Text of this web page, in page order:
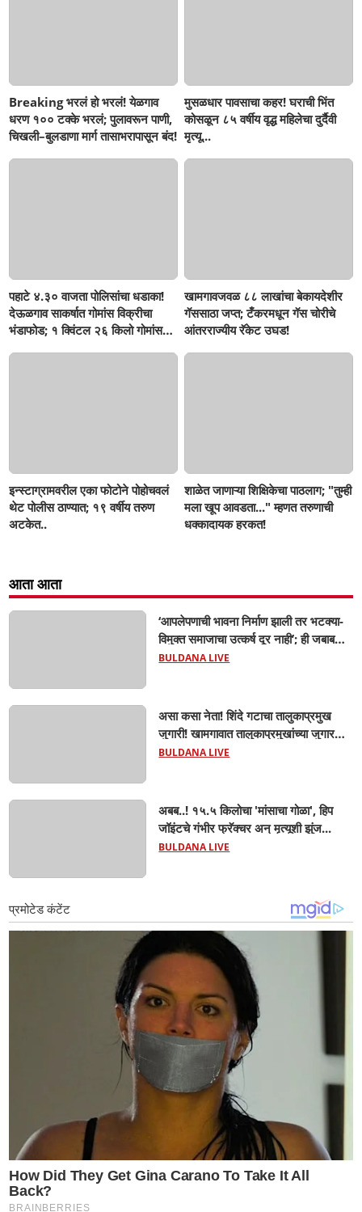
Breaking भरलं हो भरलं! येळगाव
धरण १०० टक्के भरलं; पुलावरून पाणी,
चिखली–बुलडाणा मार्ग तासाभरापासून बंद!
मुसळधार पावसाचा कहर! घराची भिंत
कोसळून ८५ वर्षीय वृद्ध महिलेचा दुर्दैवी
मृत्यू...
पहाटे ४.३० वाजता पोलिसांचा धडाका!
देऊळगाव साकर्षात गोमांस विक्रीचा
भंडाफोड; १ क्विंटल २६ किलो गोमांस
खामगावजवळ ८८ लाखांचा बेकायदेशीर
गॅससाठा जप्त; टँकरमधून गॅस चोरीचे
आंतरराज्यीय रॅकेट उघड!
इन्स्टाग्रामवरील एका फोटोने पोहोचवलं
थेट पोलीस ठाण्यात; १९ वर्षीय तरुण
अटकेत..
शाळेत जाणाऱ्या शिक्षिकेचा पाठलाग; "तुम्ही
मला खूप आवडता..." म्हणत तरुणाची
धक्कादायक हरकत!
आता आता
‘आपलेपणाची भावना निर्माण झाली तर भटक्या-
विमुक्त समाजाचा उत्कर्ष दूर नाही’; ही जबाबदारी
केवळ सरकारची नाही,आपल्या सर्वांची !
BULDANA LIVE
असा कसा नेता! शिंदे गटाचा तालुकाप्रमुख
जुगारी! खामगावात तालुकाप्रमुखांच्या जुगार
अड्ड्यावर डीवायएसपी पथकाची धाड.. अंधारात
BULDANA LIVE
अबब..! १५.५ किलोचा 'मांसाचा गोळा', हिप
जॉइंटचे गंभीर फ्रॅक्चर अन् मृत्यूशी झुंज...
BULDANA LIVE